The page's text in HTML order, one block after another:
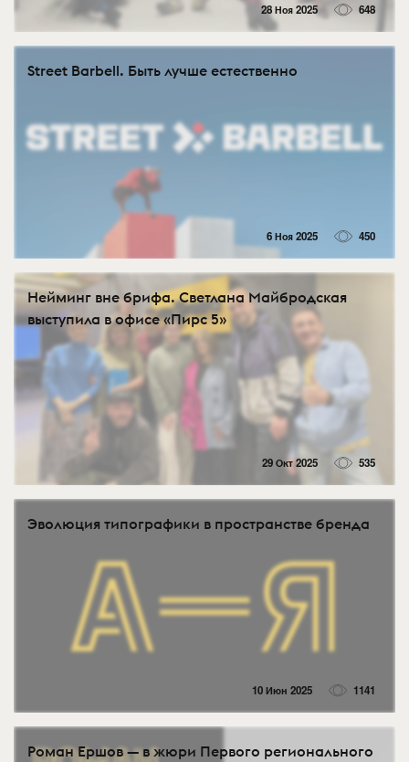
28 Ноя 2025 648
Street Barbell. Быть лучше естественно
6 Ноя 2025 450
Нейминг вне брифа. Светлана Майбродская
выступила в офисе «Пирс 5»
29 Окт 2025 535
Эволюция типографики в пространстве бренда
10 Июн 2025 1141
Роман Ершов — в жюри Первого регионального